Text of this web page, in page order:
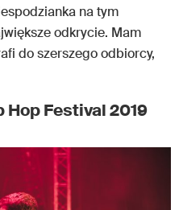
na tym
odkrycie. Mam
do szerszego odbiorcy,
Hop Festival 2019